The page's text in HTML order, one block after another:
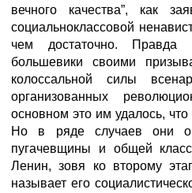
вечного качества”, как
социальноклассовой
чем достаточно.
большевики своими
колоссальной силы
организованных
основном это им удалось,
Но в ряде случаев они
пугачевщины и общей
Ленин, зовя ко второму
называет его